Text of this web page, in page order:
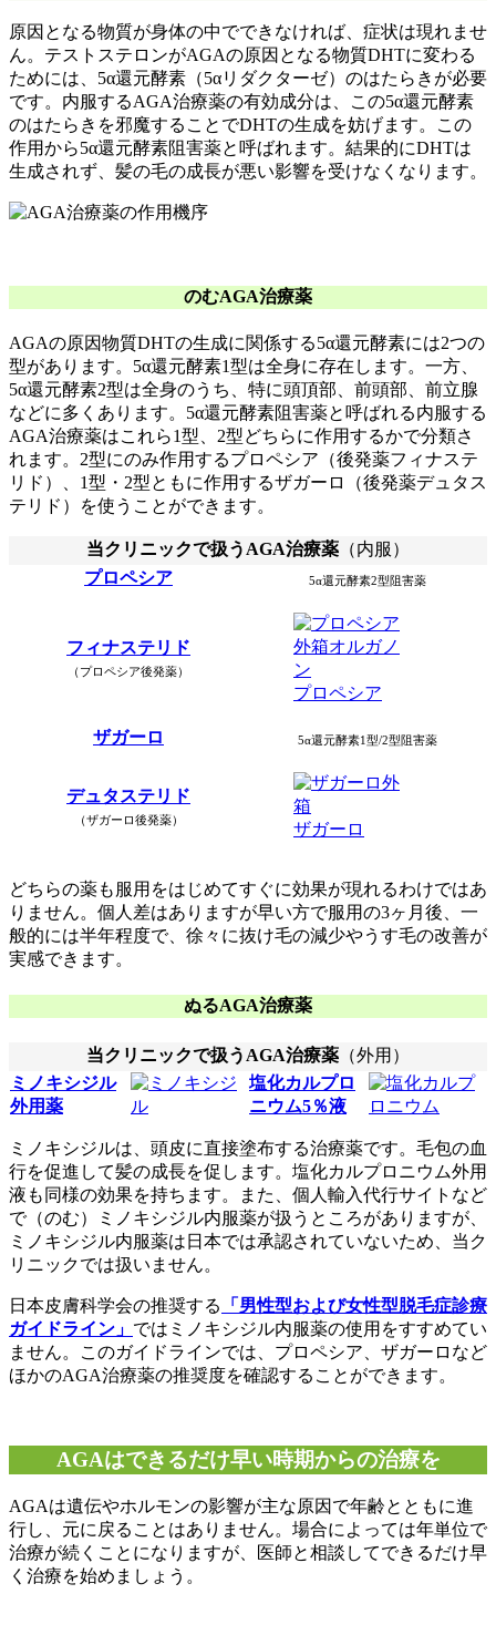
原因となる物質が身体の中でできなければ、症状は現れませ
ん。テストステロンがAGAの原因となる物質DHTに変わる
ためには、5α還元酵素（5αリダクターゼ）のはたらきが必要
です。内服するAGA治療薬の有効成分は、この5α還元酵素
のはたらきを邪魔することでDHTの生成を妨げます。この
作用から5α還元酵素阻害薬と呼ばれます。結果的にDHTは
生成されず、髪の毛の成長が悪い影響を受けなくなります。
のむAGA治療薬
AGAの原因物質DHTの生成に関係する5α還元酵素には2つの
型があります。5α還元酵素1型は全身に存在します。一方、
5α還元酵素2型は全身のうち、特に頭頂部、前頭部、前立腺
などに多くあります。5α還元酵素阻害薬と呼ばれる内服する
AGA治療薬はこれら1型、2型どちらに作用するかで分類さ
れます。2型にのみ作用するプロペシア（後発薬フィナステ
リド）、1型・2型ともに作用するザガーロ（後発薬デュタス
テリド）を使うことができます。
当クリニックで扱うAGA治療薬 （内服）
プロペシア
5α還元酵素2型阻害薬
フィナステリド
（プロペシア後発薬）
プロペシア
ザガーロ 5α還元酵素1型/2型阻害薬
デュタステリド
（ザガーロ後発薬） ザガーロ
どちらの薬も服用をはじめてすぐに効果が現れるわけではあ
りません。個人差はありますが早い方で服用の3ヶ月後、一
般的には半年程度で、徐々に抜け毛の減少やうす毛の改善が
実感できます。
ぬるAGA治療薬
当クリニックで扱うAGA治療薬 （外用）
ミノキシジル
外用薬
塩化カルプロ
ニウム5％液
ミノキシジルは、頭皮に直接塗布する治療薬です。毛包の血
行を促進して髪の成長を促します。塩化カルプロニウム外用
液も同様の効果を持ちます。また、個人輸入代行サイトなど
で（のむ）ミノキシジル内服薬が扱うところがありますが、
ミノキシジル内服薬は日本では承認されていないため、当ク
リニックでは扱いません。
日本皮膚科学会の推奨する
「男性型および女性型脱毛症診療
ガイドライン」 ではミノキシジル内服薬の使用をすすめてい
ません。このガイドラインでは、プロペシア、ザガーロなど
ほかのAGA治療薬の推奨度を確認することができます。
AGAはできるだけ早い時期からの治療を
AGAは遺伝やホルモンの影響が主な原因で年齢とともに進
行し、元に戻ることはありません。場合によっては年単位で
治療が続くことになりますが、医師と相談してできるだけ早
く治療を始めましょう。